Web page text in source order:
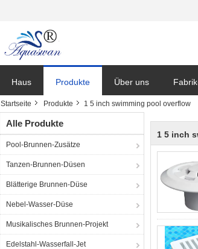
Haus Produkte Über uns
Startseite Produkte 1 5 inch swimming pool overflow
Alle Produkte
Pool-Brunnen-Zusätze
Tanzen-Brunnen-Düsen
Blätterige Brunnen-Düse
Nebel-Wasser-Düse
Musikalisches Brunnen-Projekt
Edelstahl-Wasserfall-Jet
1 5 inch